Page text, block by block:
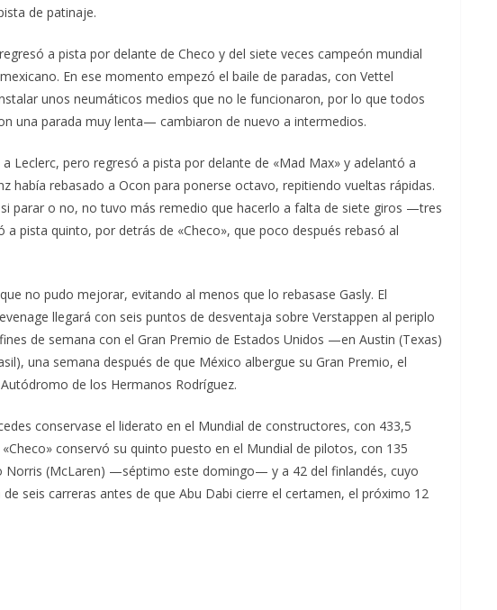
de patinaje.
a pista por delante de Checo y del siete veces campeón mundial
En ese momento empezó el baile de paradas, con Vettel
unos neumáticos medios que no le funcionaron, por lo que todos
una parada muy lenta— cambiaron de nuevo a intermedios.
Leclerc, pero regresó a pista por delante de «Mad Max» y adelantó a
había rebasado a Ocon para ponerse octavo, repitiendo vueltas rápidas.
parar o no, no tuvo más remedio que hacerlo a falta de siete giros —tres
pista quinto, por detrás de «Checo», que poco después rebasó al
no pudo mejorar, evitando al menos que lo rebasase Gasly. El
llegará con seis puntos de desventaja sobre Verstappen al periplo
de semana con el Gran Premio de Estados Unidos —en Austin (Texas)
una semana después de que México albergue su Gran Premio, el
de los Hermanos Rodríguez.
conservase el liderato en el Mundial de constructores, con 433,5
conservó su quinto puesto en el Mundial de pilotos, con 135
Norris (McLaren) —séptimo este domingo— y a 42 del finlandés, cuyo
seis carreras antes de que Abu Dabi cierre el certamen, el próximo 12